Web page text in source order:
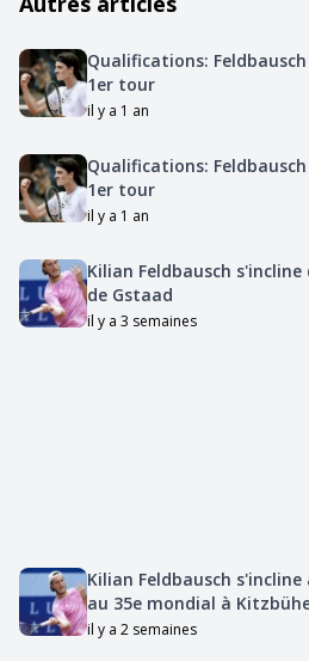
Qualifications:
1er tour
il y a 1 an
Qualifications:
1er tour
il y a 1 an
Kilian Feldbausch s'incline
de Gstaad
il y a 3 semaines
Kilian Feldbausch
au 35e mondial à
il y a 2 semaines